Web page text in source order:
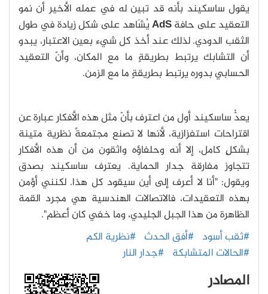
يقول ساسكيند بأنه قد تبين له في عمله الأخير أن نمو
التعقيد على حافةAdSيُشَاهد على شكل زيادة في طول
الثقب الدودي. لذلك عند أخذ كل شيء بعين الاعتبار، يبدو
أن التشابك يرتبط بطريقةٍ ما مع المكان، وأنّ التعقيد
الحسابي بدوره يرتبط بطريقةٍ ما مع الزمن.
يعدُّ ساسكيند أول من اعترف بأنّ مثل هذه الأفكار عبارة عن
اقتراحات استفزازية، لأنها لا تصنع مجتمعةً نظرية متينة
بشكلٍ كامل، إلا أنه وحلفاؤه واثقون من أن هذه الأفكار
تتجاوز مفارقة جدار الحماية. يعترف ساسكيند بصدق
ويقول: "أنا لا أعرف إلى أين سيقود كل هذا. لكنني أؤمن
بهذه التعقيدات، فالاتصالات الهندسية هي مجرد القمة
الظاهرة من هذا الجبل الجليدي، وما خفي كان أعظم".
#ثقب أسود #أفق الحدث #نظرية الكم
#الحالات المتشابكة #جدار النار
المصادر